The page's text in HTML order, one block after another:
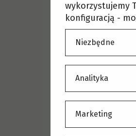
wykorzystujemy
konfiguracją -
Niezbędne
Analityka
Marketing